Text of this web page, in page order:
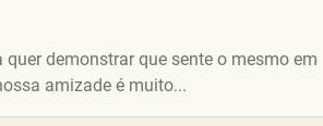
demonstrar que sente o mesmo em
amizade é muito...